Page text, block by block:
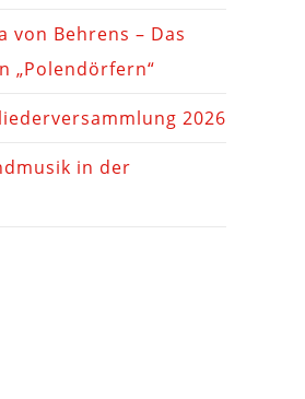
von Behrens – Das
„Polendörfern“
2026
in der